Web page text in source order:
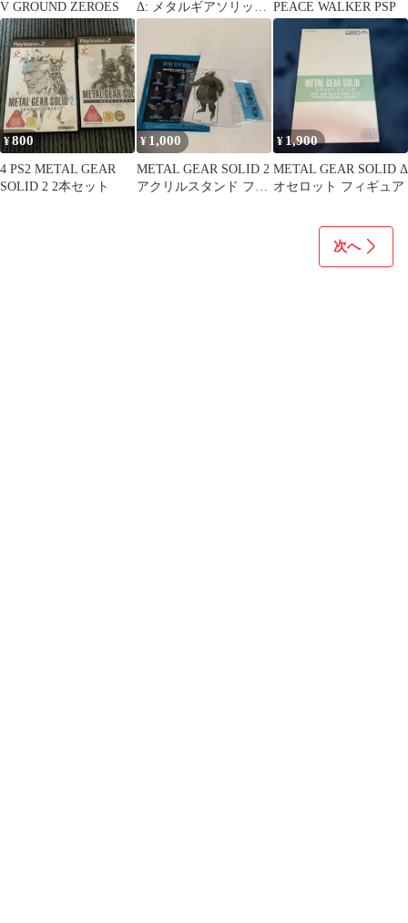
V GROUND ZEROES
Δ: メタルギアソリッド
ネイキッド・スネーク
PEACE WALKER PSP
¥800
4 PS2 METAL GEAR
SOLID 2 2本セット
¥ 1,000
METAL GEAR SOLID 2
アクリルスタンド ファ
¥ 1,900
METAL GEAR SOLID Δ
オセロット フィギュア
次へ